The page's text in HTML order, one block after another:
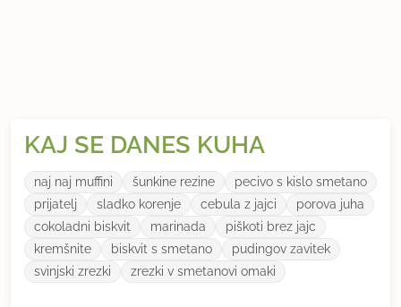
KAJ SE DANES KUHA
naj naj muffini šunkine rezine
pecivo s kislo smetano
prijatelj
sladko korenje cebula z jajci
porova juha
cokoladni biskvit
marinada
piškoti brez jajc
kremšnite
biskvit s smetano
pudingov zavitek
svinjski zrezki
zrezki v smetanovi omaki